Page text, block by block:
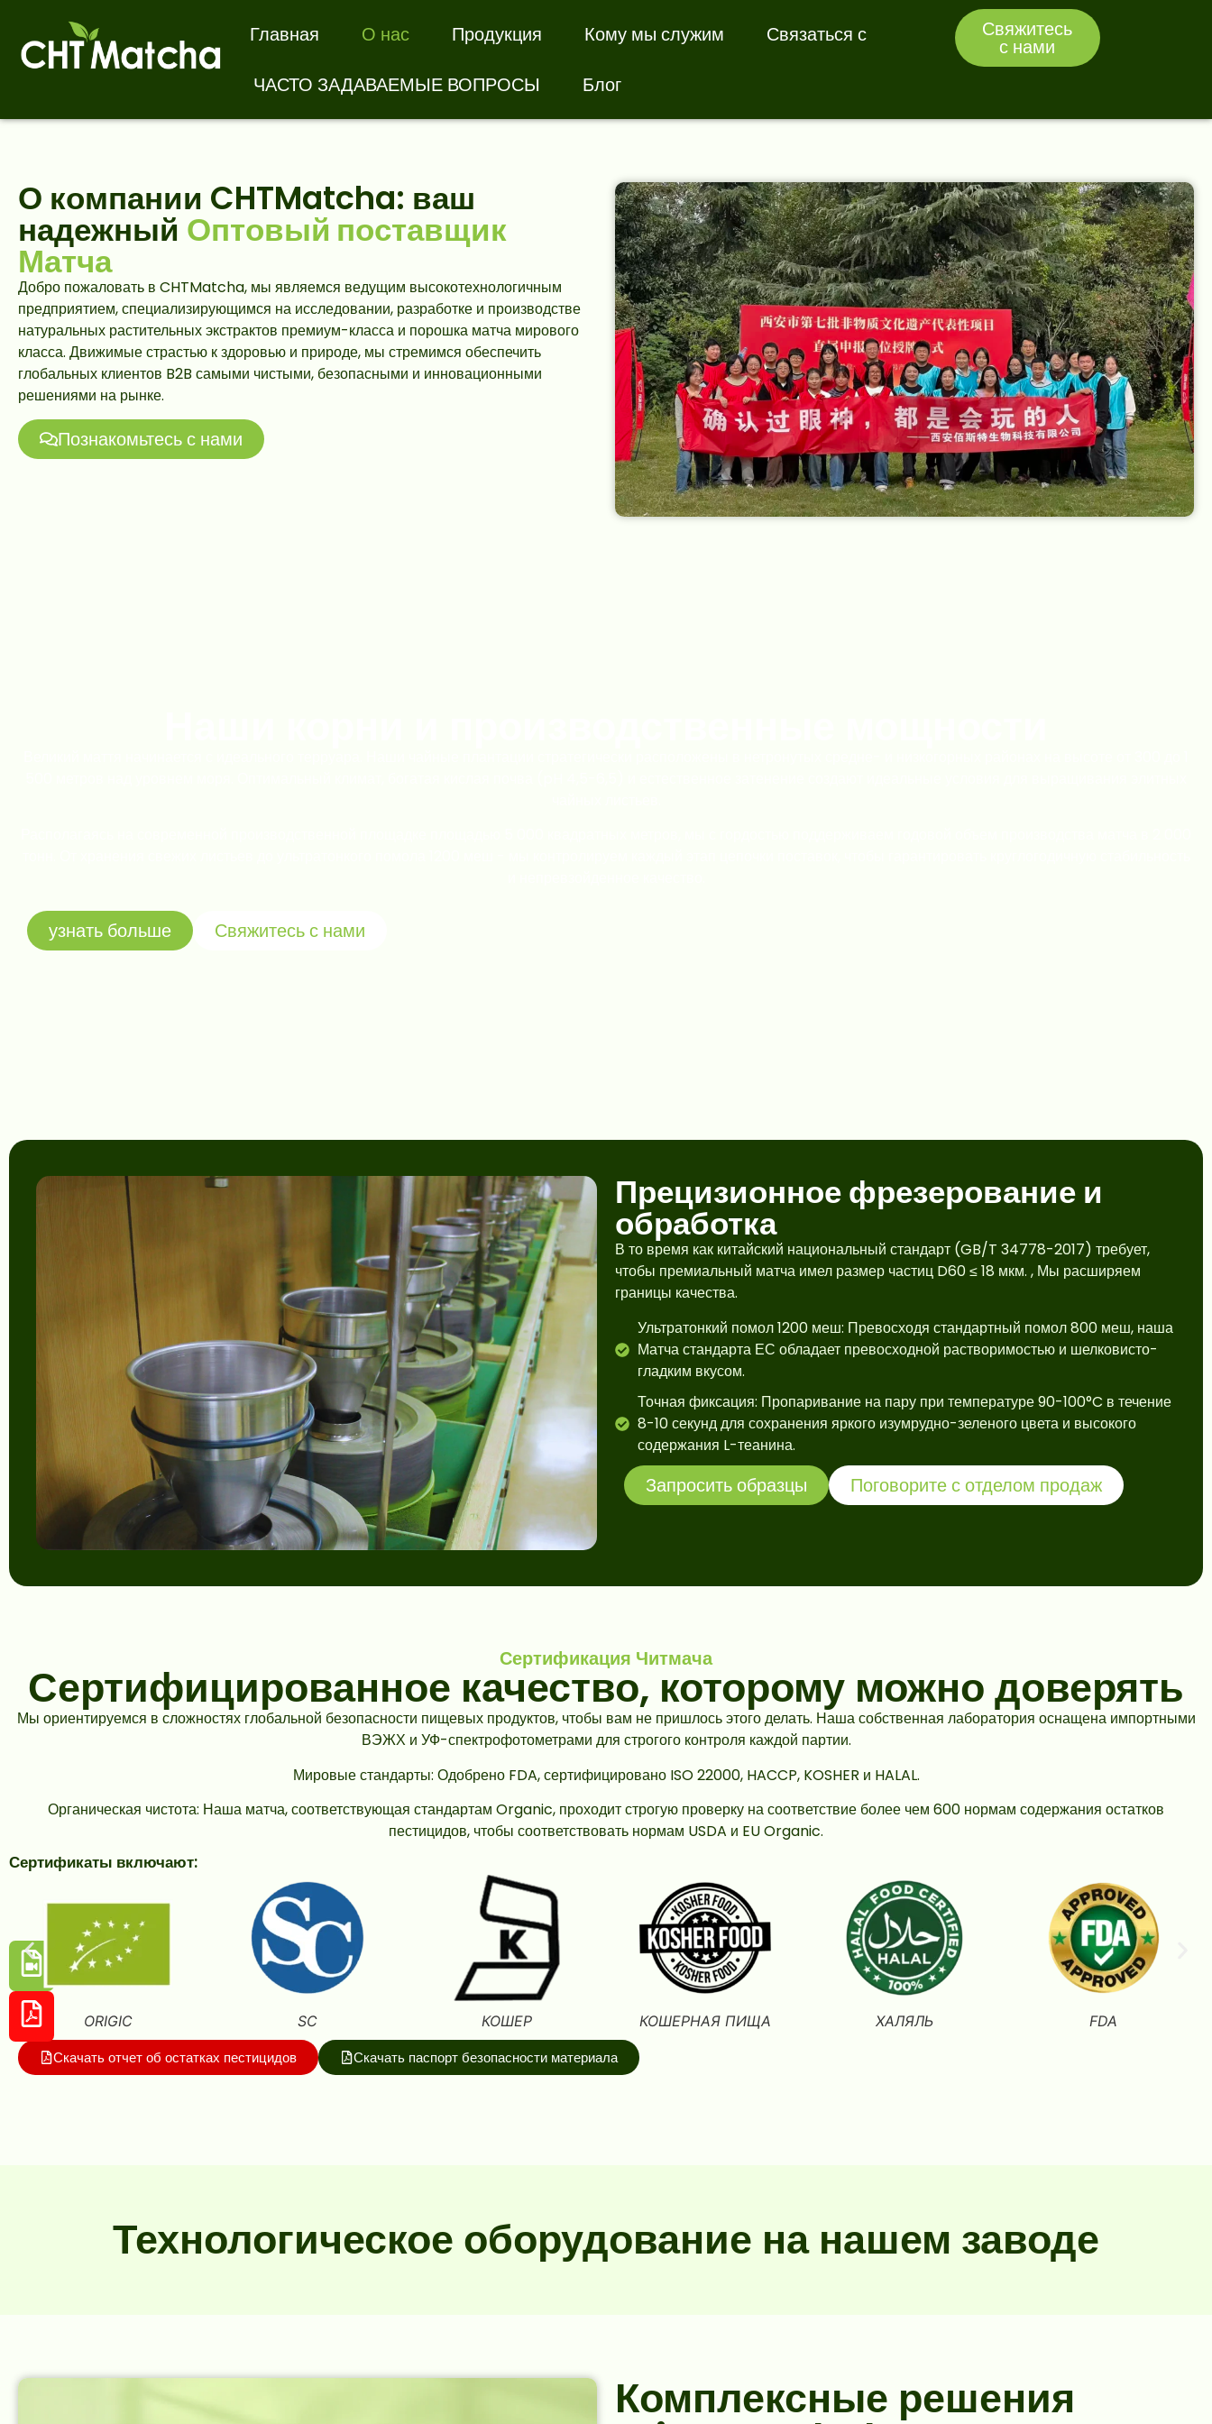
Главная О нас Продукция Кому мы служим
Связаться с
ЧАСТО ЗАДАВАЕМЫЕ ВОПРОСЫ
Блог
Свяжитесь
с нами
О компании CHTMatcha: ваш
надежный Оптовый поставщик
Матча
Добро пожаловать в CHTMatcha, мы являемся ведущим высокотехнологичным
предприятием, специализирующимся на исследовании, разработке и производстве
натуральных растительных экстрактов премиум-класса и порошка матча мирового
класса. Движимые страстью к здоровью и природе, мы стремимся обеспечить
глобальных клиентов B2B самыми чистыми, безопасными и инновационными
решениями на рынке.
Познакомьтесь с нами
узнать больше Свяжитесь с нами
Прецизионное фрезерование и
обработка
В то время как китайский национальный стандарт (GB/T 34778-2017) требует,
чтобы премиальный матча имел размер частиц D60 ≤ 18 мкм. , Мы расширяем
границы качества.
Ультратонкий помол 1200 меш: Превосходя стандартный помол 800 меш, наша
Матча стандарта ЕС обладает превосходной растворимостью и шелковисто-
гладким вкусом.
Точная фиксация: Пропаривание на пару при температуре 90-100°C в течение
8-10 секунд для сохранения яркого изумрудно-зеленого цвета и высокого
содержания L-теанина.
Запросить образцы Поговорите с отделом продаж
Сертификация Читмача
Сертифицированное качество, которому можно доверять
Мы ориентируемся в сложностях глобальной безопасности пищевых продуктов, чтобы вам не пришлось этого делать. Наша собственная лаборатория оснащена импортными
ВЭЖХ и УФ-спектрофотометрами для строгого контроля каждой партии.
Мировые стандарты: Одобрено FDA, сертифицировано ISO 22000, HACCP, KOSHER и HALAL.
Органическая чистота: Наша матча, соответствующая стандартам Organic, проходит строгую проверку на соответствие более чем 600 нормам содержания остатков
пестицидов, чтобы соответствовать нормам USDA и EU Organic.
‍Сертификаты включают:
ORIGIC SC КОШЕР КОШЕРНАЯ ПИЩА ХАЛЯЛЬ FDA
Скачать отчет об остатках пестицидов Скачать паспорт безопасности материала
Технологическое оборудование на нашем заводе
Комплексные решения